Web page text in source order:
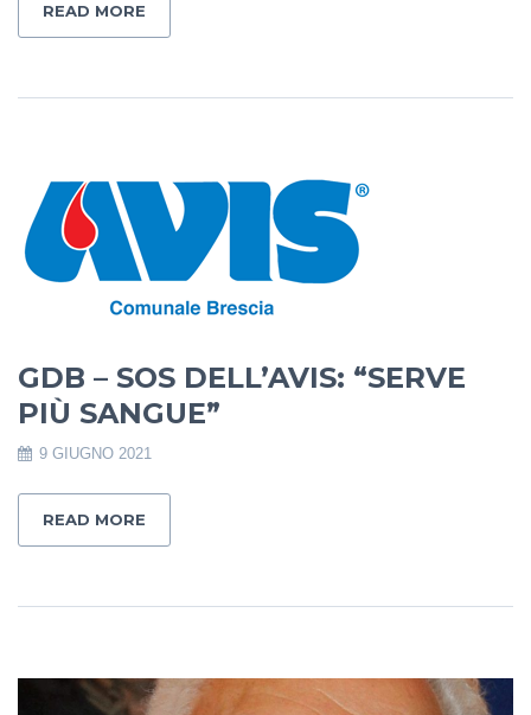
READ MORE
GDB – SOS DELL’AVIS: “SERVE
PIÙ SANGUE”
9 GIUGNO 2021
READ MORE